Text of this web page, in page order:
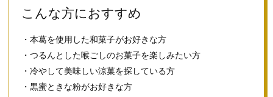
こんな方におすすめ
・本葛を使用した和菓子がお好きな方
・つるんとした喉ごしのお菓子を楽しみたい方
・冷やして美味しい涼菓を探している方
・黒蜜ときな粉がお好きな方